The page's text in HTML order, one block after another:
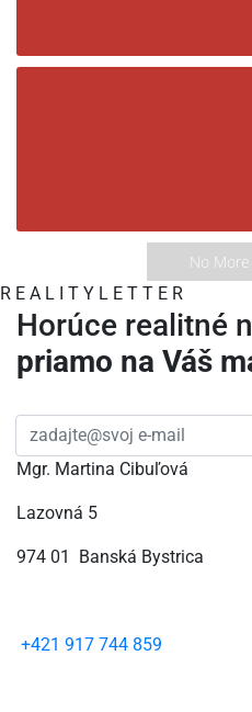
No
R E A L T Y L E T T E R
Horúce realitné
priamo na Váš
Mgr. Martina Cibuľová
Lazovná 5
974 01 Banská Bystrica
+421 917 744 859